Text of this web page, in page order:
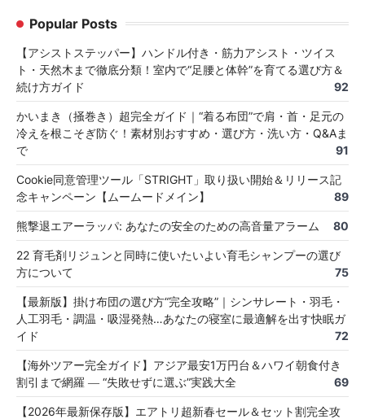
Popular Posts
【アシストステッパー】ハンドル付き・筋力アシスト・ツイス
ト・天然木まで徹底分類！室内で“足腰と体幹”を育てる選び方＆
続け方ガイド
92
かいまき（掻巻き）超完全ガイド｜“着る布団”で肩・首・足元の
冷えを根こそぎ防ぐ！素材別おすすめ・選び方・洗い方・Q&Aま
で
91
Cookie同意管理ツール「STRIGHT」取り扱い開始＆リリース記
念キャンペーン【ムームードメイン】
89
熊撃退エアーラッパ: あなたの安全のための高音量アラーム 80
22 育毛剤リジュンと同時に使いたいよい育毛シャンプーの選び
方について
75
【最新版】掛け布団の選び方“完全攻略”｜シンサレート・羽毛・
人工羽毛・調温・吸湿発熱…あなたの寝室に最適解を出す快眠ガ
イド
72
【海外ツアー完全ガイド】アジア最安1万円台＆ハワイ朝食付き
割引まで網羅 ― “失敗せずに選ぶ”実践大全
69
【2026年最新保存版】エアトリ超新春セール＆セット割完全攻